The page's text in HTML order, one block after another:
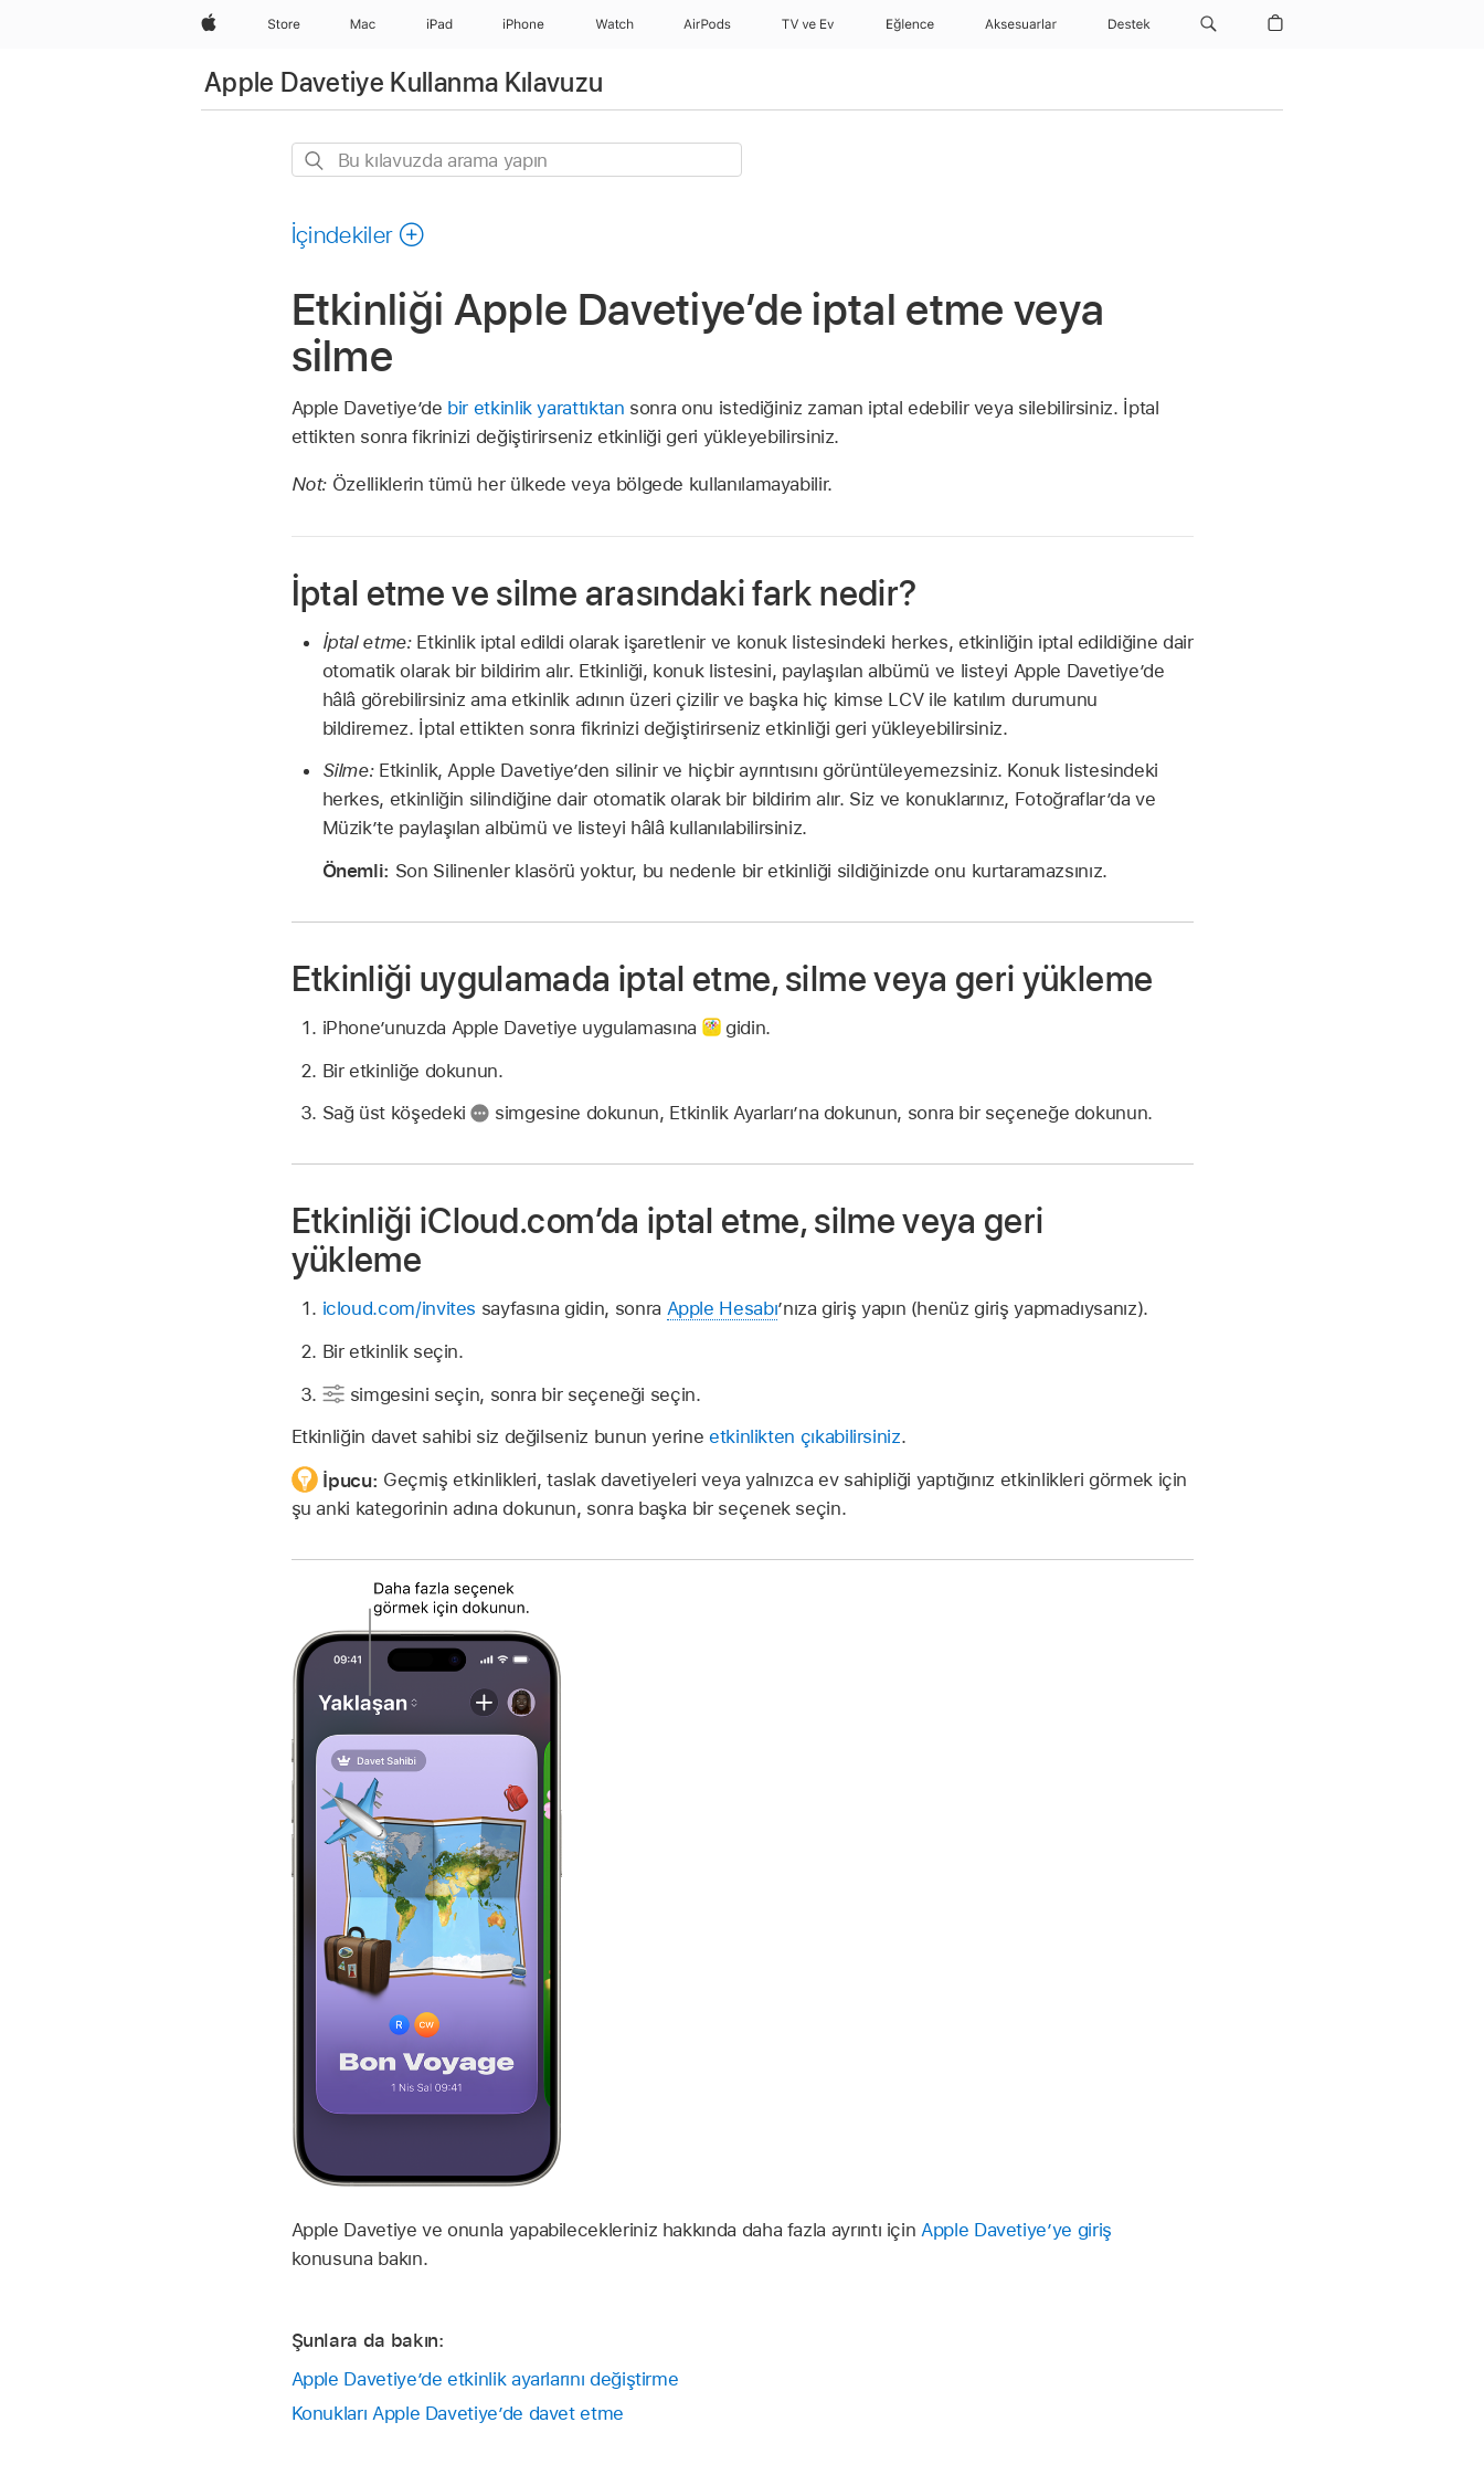
wzlhp Store Mac iPad iPhone Watch AirPods TV ve Ev Eğlence Aksesuarlar Destek
Apple Davetiye Kullanma Kılavuzu
Bu
yapın
İçindekiler
Etkinliği Apple Davetiye’de iptal etme veya
silme
Apple Davetiye’de bir etkinlik yarattıktan sonra onu istediğiniz zaman iptal edebilir veya silebilirsiniz. İptal
ettikten sonra fikrinizi değiştirirseniz etkinliği geri yükleyebilirsiniz.
Not: Özelliklerin tümü her ülkede veya bölgede kullanılamayabilir.
İptal etme ve silme arasındaki fark nedir?
İptal etme:Etkinlik iptal edildi olarak işaretlenir ve konuk listesindeki herkes, etkinliğin iptal edildiğine dair
otomatik olarak bir bildirim alır. Etkinliği, konuk listesini, paylaşılan albümü ve listeyi Apple Davetiye’de
hâlâ görebilirsiniz ama etkinlik adının üzeri çizilir ve başka hiç kimse LCV ile katılım durumunu
bildiremez. İptal ettikten sonra fikrinizi değiştirirseniz etkinliği geri yükleyebilirsiniz.
Silme:Etkinlik, Apple Davetiye’den silinir ve hiçbir ayrıntısını görüntüleyemezsiniz. Konuk listesindeki
herkes, etkinliğin silindiğine dair otomatik olarak bir bildirim alır. Siz ve konuklarınız, Fotoğraflar’da ve
Müzik’te paylaşılan albümü ve listeyi hâlâ kullanılabilirsiniz.
Önemli: Son Silinenler klasörü yoktur, bu nedenle bir etkinliği sildiğinizde onu kurtaramazsınız.
Etkinliği uygulamada iptal etme, silme veya geri yükleme
iPhone’unuzda Apple Davetiye uygulamasına
gidin.
Bir etkinliğe dokunun.
Sağ üst köşedeki
simgesine dokunun, Etkinlik Ayarları’na dokunun, sonra bir seçeneğe dokunun.
Etkinliği iCloud.com’da iptal etme, silme veya geri
yükleme
icloud.com/invites sayfasına gidin, sonra Apple Hesabı’nıza giriş yapın (henüz giriş yapmadıysanız).
Bir etkinlik seçin.
simgesini seçin, sonra bir seçeneği seçin.
Etkinliğin davet sahibi siz değilseniz bunun yerine etkinlikten çıkabilirsiniz.
İpucu: Geçmiş etkinlikleri, taslak davetiyeleri veya yalnızca ev sahipliği yaptığınız etkinlikleri görmek için
şu anki kategorinin adına dokunun, sonra başka bir seçenek seçin.
Apple Davetiye ve onunla yapabilecekleriniz hakkında daha fazla ayrıntı için Apple Davetiye’ye giriş
konusuna bakın.
Şunlara da bakın:
Apple Davetiye’de etkinlik ayarlarını değiştirme
Konukları Apple Davetiye’de davet etme